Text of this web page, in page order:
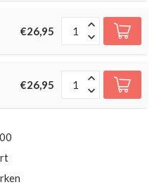
€26,95
€26,95